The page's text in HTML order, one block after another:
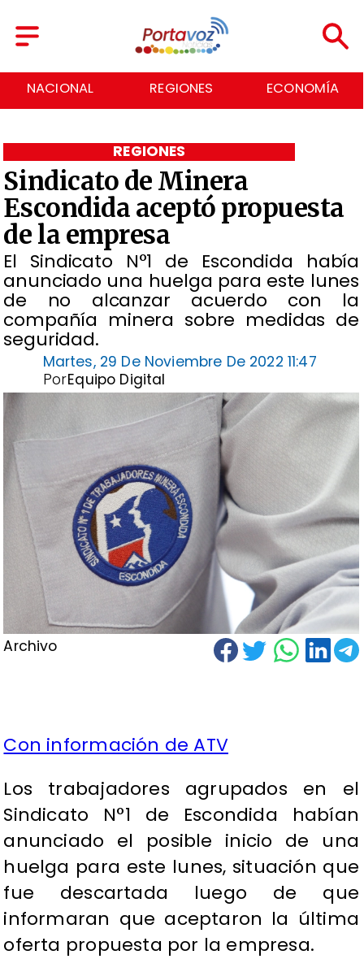
REGIONES ECONOMÍA DEPORTES
Sindicato de Minera
Escondida aceptó propuesta
de la empresa
El Sindicato N°1 de Escondida había
anunciado una huelga para este lunes
de no alcanzar acuerdo con la
compañía minera sobre medidas de
seguridad.
REGIONES
Martes, 29 De Noviembre De 2022 11:47
Equipo Digital
Por
Archivo
Con información de ATV
Los trabajadores agrupados en el
Sindicato N°1 de Escondida habían
anunciado el posible inicio de una
huelga para este lunes, situación que
fue descartada luego de que
informaran que aceptaron la última
oferta propuesta por la empresa.